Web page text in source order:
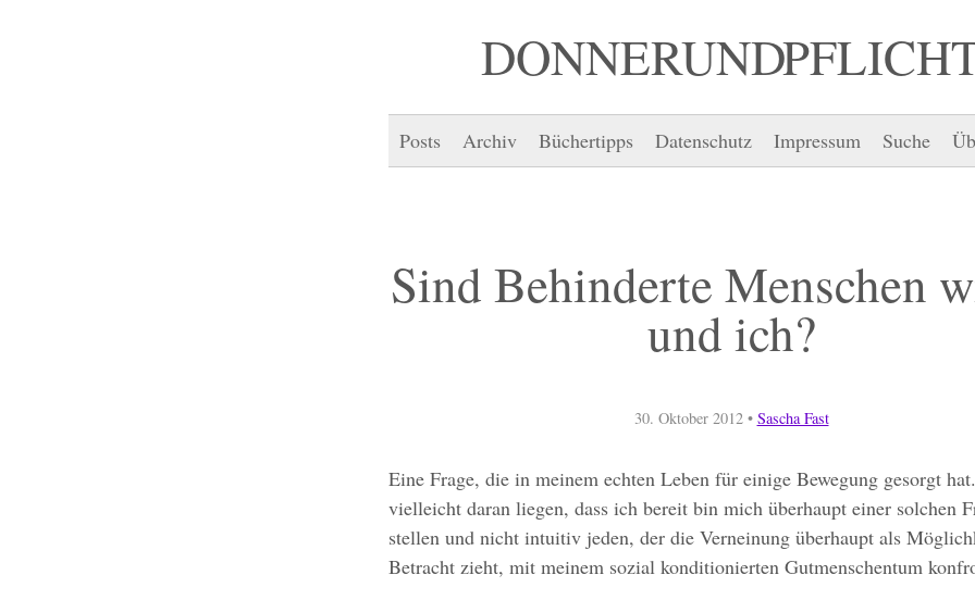
DONNER UND
Posts Archiv Büchertipps Datenschutz Impressum Suche
Sind Behinderte Menschen
und ich?
30. Oktober 2012• Sascha Fast
Eine Frage, die in meinem echten Leben für einige Bewegung gesorgt
vielleicht daran liegen, dass ich bereit bin mich überhaupt einer solchen
stellen und nicht intuitiv jeden, der die Verneinung überhaupt als
Betracht zieht, mit meinem sozial konditionierten Gutmenschentum